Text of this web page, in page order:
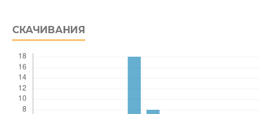
СКАЧИВАНИЯ